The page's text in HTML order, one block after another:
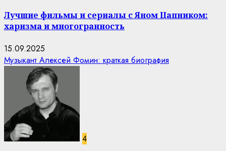
Лучшие фильмы и сериалы с Яном Цапником:
харизма и многогранность
15.09.2025
Музыкант Алексей Фомин: краткая биография
4